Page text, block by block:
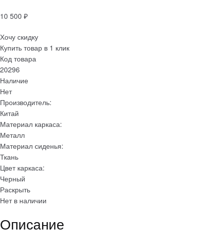
10 500 ₽
Хочу скидку
Купить товар в 1 клик
Код товара
20296
Наличие
Нет
Производитель:
Китай
Материал каркаса:
Металл
Материал сиденья:
Ткань
Цвет каркаса:
Черный
Раскрыть
Нет в наличии
Описание